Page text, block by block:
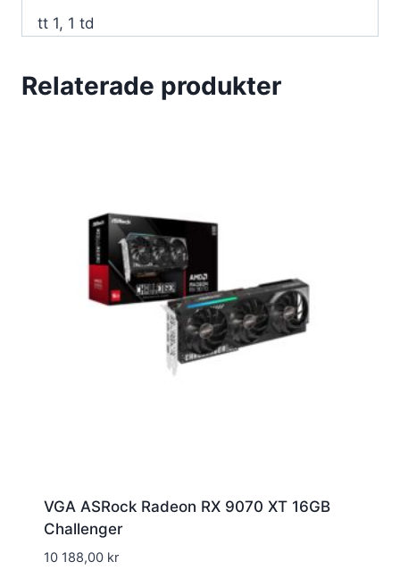
tt 1, 1 td
Relaterade produkter
VGA ASRock Radeon RX 9070 XT 16GB
Challenger
10 188,00 kr